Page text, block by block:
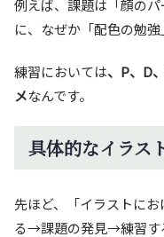
例えば、課題は「顔の
に、なぜか「配色の勉
練習においては、P、D
メなんです。
具体的なイラス
先ほど、「イラストに
る→課題の発見→練習